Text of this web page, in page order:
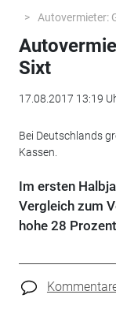
Autovermieter:
Sixt
17.08.2017 13:19
Bei Deutschlands
Kassen.
Im ersten
Vergleich zum
hohe 28